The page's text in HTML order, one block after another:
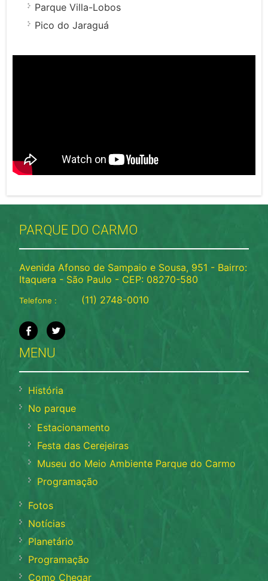
Parque Villa-Lobos
Pico do Jaraguá
PARQUE DO CARMO
Avenida Afonso de Sampaio e Sousa, 951 - Bairro:
Itaquera - São Paulo - CEP: 08270-580
Telefone : (11) 2748-0010
MENU
História
No parque
Estacionamento
Festa das Cerejeiras
Museu do Meio Ambiente Parque do Carmo
Programação
Fotos
Notícias
Planetário
Programação
Como Chegar